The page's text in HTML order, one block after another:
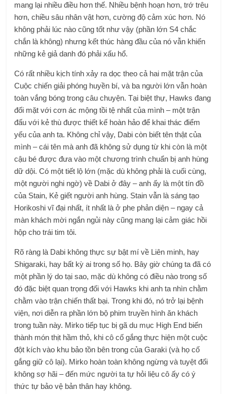
mang lại nhiều điều hơn thế. Nhiều bệnh hoạn hơn, trớ trêu
hơn, chiều sâu nhân vật hơn, cường độ cảm xúc hơn. Nó
không phải lúc nào cũng tốt như vậy (phần lớn S4 chắc
chắn là không) nhưng kết thúc hàng đầu của nó vẫn khiến
những kẻ giả danh đó phải xấu hổ.
Có rất nhiều kịch tính xảy ra dọc theo cả hai mặt trận của
Cuộc chiến giải phóng huyền bí, và ba người lớn vẫn hoàn
toàn vắng bóng trong câu chuyện. Tại biệt thự, Hawks đang
đối mặt với cơn ác mộng tồi tệ nhất của mình – một trận
đấu với kẻ thù được thiết kế hoàn hảo để khai thác điểm
yếu của anh ta. Không chỉ vậy, Dabi còn biết tên thật của
mình – cái tên mà anh đã không sử dụng từ khi còn là một
cậu bé được đưa vào một chương trình chuẩn bị anh hùng
dữ dội. Có một tiết lộ lớn (mặc dù không phải là cuối cùng,
một người nghi ngờ) về Dabi ở đây – anh ấy là một tín đồ
của Stain, Kẻ giết người anh hùng. Stain vẫn là sáng tạo
Horikoshi vĩ đại nhất, ít nhất là ở phe phản diện – ngay cả
màn khách mời ngắn ngủi này cũng mang lại cảm giác hồi
hộp cho trái tim tôi.
Rõ ràng là Dabi không thực sự bật mí về Liên minh, hay
Shigaraki, hay bất kỳ ai trong số họ. Bây giờ chúng ta đã có
một phần lý do tại sao, mặc dù không có điều nào trong số
đó đặc biệt quan trọng đối với Hawks khi anh ta nhìn chằm
chằm vào trận chiến thất bại. Trong khi đó, nó trở lại bệnh
viện, nơi diễn ra phần lớn bộ phim truyền hình ăn khách
trong tuần này. Mirko tiếp tục bị gã du mục High End biến
thành món thịt hầm thỏ, khi cô cố gắng thực hiện một cuộc
đột kích vào khu bảo tồn bên trong của Garaki (và họ cố
gắng giữ cô lại). Mirko hoàn toàn không ngừng và tuyệt đối
không sợ hãi – đến mức người ta tự hỏi liệu cô ấy có ý
thức tự bảo vệ bản thân hay không.